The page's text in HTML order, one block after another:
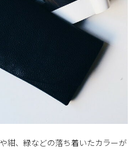
紺、緑などの落ち着いたカラーが